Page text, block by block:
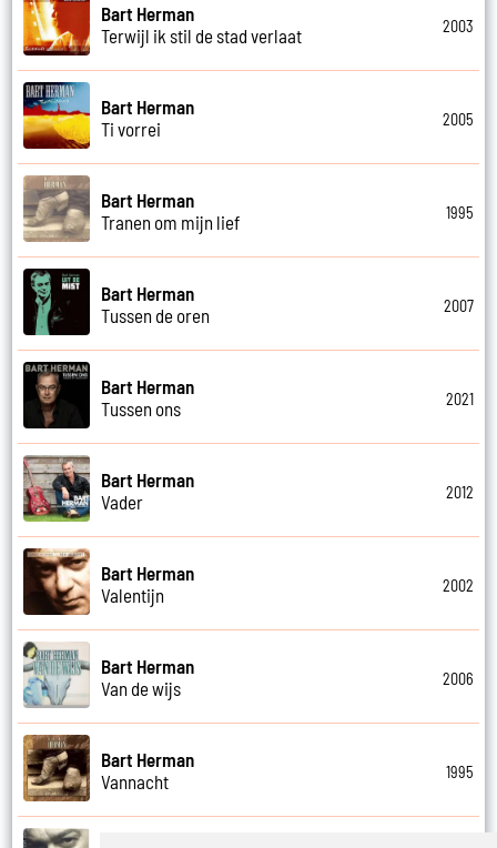
Bart Herman
Terwijl ik stil de stad verlaat
2003
Bart Herman
Ti vorrei
2005
Bart Herman
Tranen om mijn lief
1995
Bart Herman
Tussen de oren
2007
Bart Herman
Tussen ons
2021
Bart Herman
Vader
2012
Bart Herman
Valentijn
2002
Bart Herman
Van de wijs
2006
Bart Herman
Vannacht
1995